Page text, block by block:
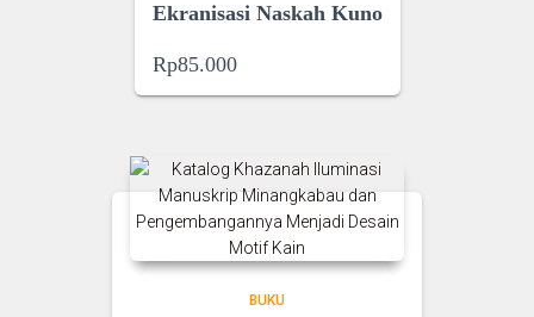
Ekranisasi Naskah Kuno
Rp85.000
BUKU